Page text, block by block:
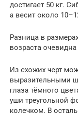
достигает 50 кг.
а весит около
Разница в
возраста очевидна
Из схожих черт
выразительными
глаза тёмного
уши треугольной
колечком. В